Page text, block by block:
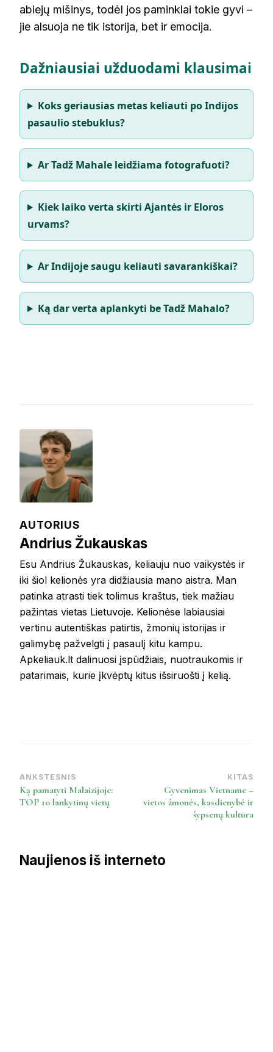
abiejų mišinys, todėl jos paminklai tokie gyvi –
jie alsuoja ne tik istorija, bet ir emocija.
Dažniausiai užduodami klausimai
Koks geriausias metas keliauti po Indijos
pasaulio stebuklus?
Ar Tadž Mahale leidžiama fotografuoti?
Kiek laiko verta skirti Ajantės ir Eloros
urvams?
Ar Indijoje saugu keliauti savarankiškai?
Ką dar verta aplankyti be Tadž Mahalo?
AUTORIUS
Andrius Žukauskas
Esu Andrius Žukauskas, keliauju nuo vaikystės ir
iki šiol kelionės yra didžiausia mano aistra. Man
patinka atrasti tiek tolimus kraštus, tiek mažiau
pažintas vietas Lietuvoje. Kelionėse labiausiai
vertinu autentiškas patirtis, žmonių istorijas ir
galimybę pažvelgti į pasaulį kitu kampu.
Apkeliauk.lt dalinuosi įspūdžiais, nuotraukomis ir
patarimais, kurie įkvėptų kitus išsiruošti į kelią.
Post
Navigation
ANKSTESNIS
Ką pamatyti Malaizijoje:
TOP 10 lankytinų vietų
KITAS
Gyvenimas Vietname –
vietos žmonės, kasdienybė ir
šypsenų kultūra
Naujienos iš interneto